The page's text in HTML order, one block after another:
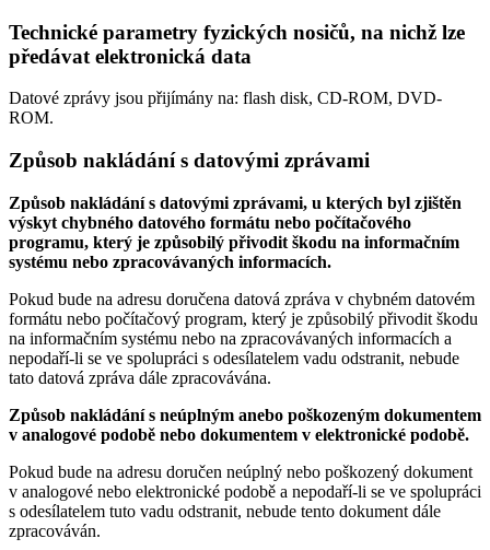
Technické parametry fyzických nosičů, na nichž lze
předávat elektronická data
Datové zprávy jsou přijímány na: flash disk, CD-ROM, DVD-
ROM.
Způsob nakládání s datovými zprávami
Způsob nakládání s datovými zprávami, u kterých byl zjištěn
výskyt chybného datového formátu nebo počítačového
programu, který je způsobilý přivodit škodu na informačním
systému nebo zpracovávaných informacích.
Pokud bude na adresu doručena datová zpráva v chybném datovém
formátu nebo počítačový program, který je způsobilý přivodit škodu
na informačním systému nebo na zpracovávaných informacích a
nepodaří-li se ve spolupráci s odesílatelem vadu odstranit, nebude
tato datová zpráva dále zpracovávána.
Způsob nakládání s neúplným anebo poškozeným dokumentem
v analogové podobě nebo dokumentem v elektronické podobě.
Pokud bude na adresu doručen neúplný nebo poškozený dokument
v analogové nebo elektronické podobě a nepodaří-li se ve spolupráci
s odesílatelem tuto vadu odstranit, nebude tento dokument dále
zpracováván.